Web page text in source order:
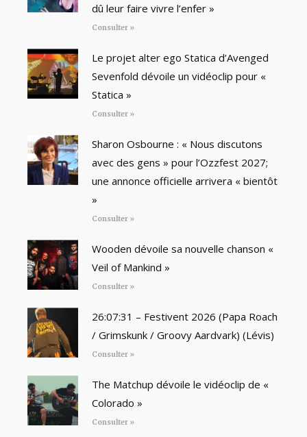
dû leur faire vivre l’enfer »
Consulter »
Le projet alter ego Statica d’Avenged
Sevenfold dévoile un vidéoclip pour «
Statica »
Consulter »
Sharon Osbourne : « Nous discutons
avec des gens » pour l’Ozzfest 2027;
une annonce officielle arrivera « bientôt
»
Consulter »
Wooden dévoile sa nouvelle chanson «
Veil of Mankind »
Consulter »
26:07:31 – Festivent 2026 (Papa Roach
/ Grimskunk / Groovy Aardvark) (Lévis)
Consulter »
The Matchup dévoile le vidéoclip de «
Colorado »
Consulter »